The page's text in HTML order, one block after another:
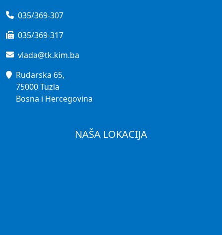
035/369-307
035/369-317
vlada@tk.kim.ba
Rudarska 65,
75000 Tuzla
Bosna i Hercegovina
NAŠA LOKACIJA